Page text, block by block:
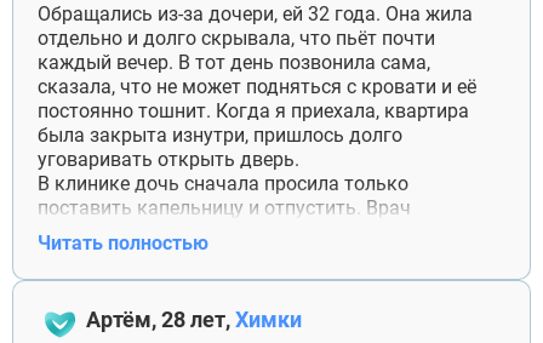
Обращались из-за дочери, ей 32 года. Она жила
отдельно и долго скрывала, что пьёт почти
каждый вечер. В тот день позвонила сама,
сказала, что не может подняться с кровати и её
постоянно тошнит. Когда я приехала, квартира
была закрыта изнутри, пришлось долго
уговаривать открыть дверь.
В клинике дочь сначала просила только
поставить капельницу и отпустить. Врач
объяснил, что при её состоянии нужно хотя бы
несколько часов наблюдения. Она злилась, но
осталась. После детоксикации впервые за долгое
время нормально поела и уснула без алкоголя.
Это было больше месяца назад. Сейчас лечение
Читать полностью
Артём, 28 лет,Химки